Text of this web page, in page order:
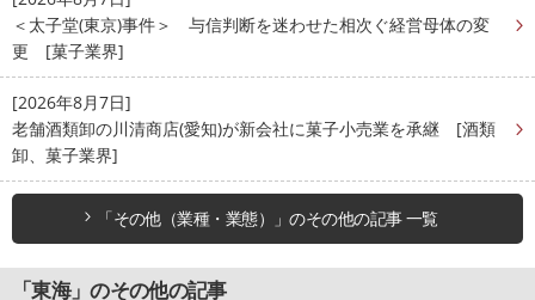
＜太子堂(東京)事件＞ 与信判断を迷わせた相次ぐ経営母体の変
更 [菓子業界]
[2026年8月7日]
老舗酒類卸の川清商店(愛知)が新会社に菓子小売業を承継 [酒類
卸、菓子業界]
「その他（業種・業態）」のその他の記事 一覧
「東海」のその他の記事